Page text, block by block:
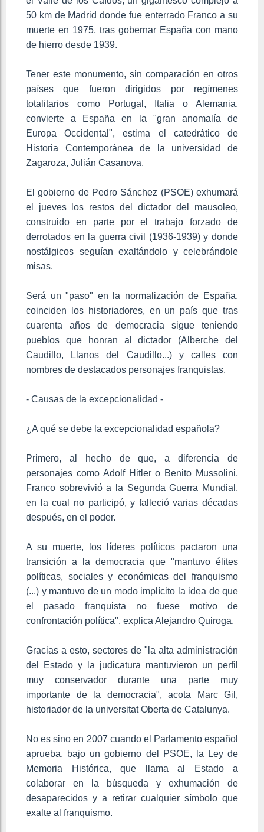
50 km de Madrid donde fue enterrado Franco a su
muerte en 1975, tras gobernar España con mano
de hierro desde 1939.
Tener este monumento, sin comparación en otros
países que fueron dirigidos por regímenes
totalitarios como Portugal, Italia o Alemania,
convierte a España en la "gran anomalía de
Europa Occidental", estima el catedrático de
Historia Contemporánea de la universidad de
Zagaroza, Julián Casanova.
El gobierno de Pedro Sánchez (PSOE) exhumará
el jueves los restos del dictador del mausoleo,
construido en parte por el trabajo forzado de
derrotados en la guerra civil (1936-1939) y donde
nostálgicos seguían exaltándolo y celebrándole
misas.
Será un "paso" en la normalización de España,
coinciden los historiadores, en un país que tras
cuarenta años de democracia sigue teniendo
pueblos que honran al dictador (Alberche del
Caudillo, Llanos del Caudillo...) y calles con
nombres de destacados personajes franquistas.
- Causas de la excepcionalidad -
¿A qué se debe la excepcionalidad española?
Primero, al hecho de que, a diferencia de
personajes como Adolf Hitler o Benito Mussolini,
Franco sobrevivió a la Segunda Guerra Mundial,
en la cual no participó, y falleció varias décadas
después, en el poder.
A su muerte, los líderes políticos pactaron una
transición a la democracia que "mantuvo élites
políticas, sociales y económicas del franquismo
(...) y mantuvo de un modo implícito la idea de que
el pasado franquista no fuese motivo de
confrontación política", explica Alejandro Quiroga.
Gracias a esto, sectores de "la alta administración
del Estado y la judicatura mantuvieron un perfil
muy conservador durante una parte muy
importante de la democracia", acota Marc Gil,
historiador de la universitat Oberta de Catalunya.
No es sino en 2007 cuando el Parlamento español
aprueba, bajo un gobierno del PSOE, la Ley de
Memoria Histórica, que llama al Estado a
colaborar en la búsqueda y exhumación de
desaparecidos y a retirar cualquier símbolo que
exalte al franquismo.